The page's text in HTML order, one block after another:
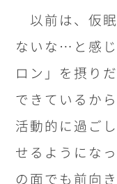
以前は、仮
ないな…と感
ロン」を摂り
できているか
活動的に過ご
せるようにな
の面でも前向